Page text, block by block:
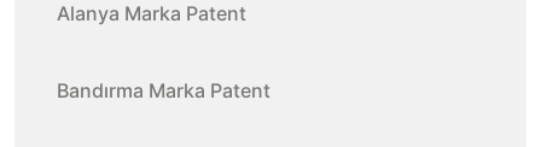
Alanya Marka Patent
Bandırma Marka Patent